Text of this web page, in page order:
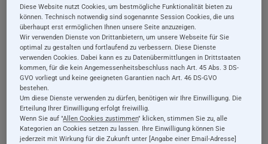
Dein Kind von Geburt an bis ins Kindergartenalter. Sie
begeistern mit kindgerechtem Design, hohem
Spielspaß und jeder Menge Möglichkeiten, spielend zu
lernen. Stöbere in unserem Angebot und sichere Dir
Selecta Holzspielzeug und nützliches Zubehör zum
Spielen, Schauen und Spaß haben!
Baby: 0 bis 12 Monate
Diese Website nutzt Cookies, um bestmögliche Funktionalität bieten zu
können. Technisch notwendig sind sogenannte Session Cookies, die uns
überhaupt erst ermöglichen Ihnen unsere Seite anzuzeigen.
Wir verwenden Dienste von Drittanbietern, um unsere Webseite für Sie
optimal zu gestalten und fortlaufend zu verbessern. Diese Dienste
verwenden Cookies. Dabei kann es zu Datenübermittlungen in Drittstaaten
kommen, für die kein Angemessenheitsbeschluss nach Art. 45 Abs. 3 DS-
GVO vorliegt und keine geeigneten Garantien nach Art. 46 DS-GVO
bestehen.
Um diese Dienste verwenden zu dürfen, benötigen wir Ihre Einwilligung. Die
Erteilung Ihrer Einwilligung erfolgt freiwillig.
Wenn Sie auf "Allen Cookies zustimmen" klicken, stimmen Sie zu, alle
Kategorien an Cookies setzen zu lassen. Ihre Einwilligung können Sie
jederzeit mit Wirkung für die Zukunft unter [Angabe einer Email-Adresse]